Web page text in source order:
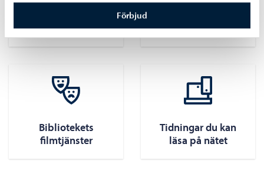
Förbjud
utlåning
ljudböcker
Bibliotekets
filmtjänster
Tidningar du kan
läsa på nätet